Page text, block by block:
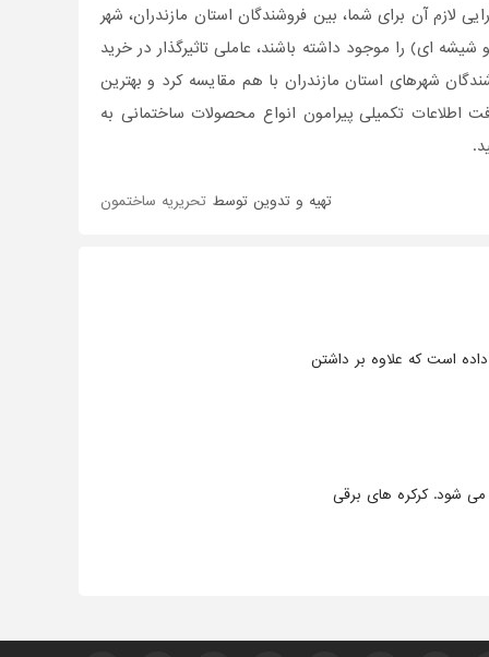
لازم آن برای شما، بین فروشندگان استان مازندران، شهر
شیشه ای) را موجود داشته باشند، عاملی تاثیر‌گذار در خرید
شهرهای استان مازندران با هم مقایسه کرد و بهترین
اطلاعات تکمیلی پیرامون انواع محصولات ساختمانی به
تهیه و تدوین توسط تحریریه ساختمون
است که علاوه بر داشتن
می شود. کرکره های برقی